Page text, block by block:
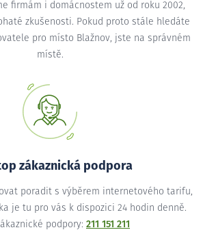
firmám i domácnostem už od roku 2002,
zkušenosti. Pokud proto stále hledáte
pro místo Blažnov, jste na správném
místě.
zákaznická podpora
poradit s výběrem internetového tarifu,
je tu pro vás k dispozici 24 hodin denně.
podpory: 211 151 211